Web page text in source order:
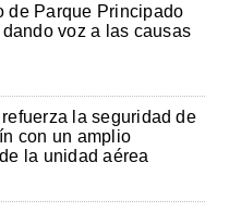
de Parque Principado
voz a las causas
la seguridad de
con un amplio
la unidad aérea